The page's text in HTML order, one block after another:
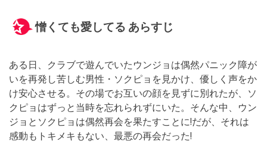
憎くても愛してる あらすじ
ある日、クラブで遊んでいたウンジョは偶然パニック障が
いを再発し苦しむ男性・ソクピョを見かけ、優しく声をか
け安心させる。その場でお互いの顔を見ずに別れたが、ソ
クピョはずっと当時を忘れられずにいた。そんな中、ウン
ジョとソクピョは偶然再会を果たすことに!だが、それは
感動もトキメキもない、最悪の再会だった!